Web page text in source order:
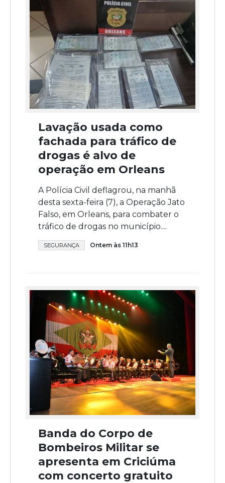
Lavação usada como
fachada para tráfico de
drogas é alvo de
operação em Orleans
A Polícia Civil deflagrou, na manhã
desta sexta-feira (7), a Operação Jato
Falso, em Orleans, para combater o
tráfico de drogas no município....
SEGURANÇA Ontem às 11h13
Banda do Corpo de
Bombeiros Militar se
apresenta em Criciúma
com concerto gratuito